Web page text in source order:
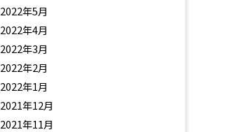
2022年5月
2022年4月
2022年3月
2022年2月
2022年1月
2021年12月
2021年11月